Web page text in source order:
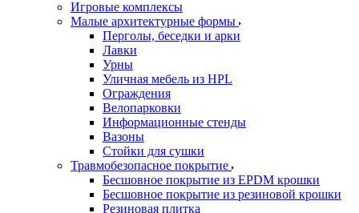
Игровые комплексы
Малые архитектурные формы
Перголы, беседки и арки
Лавки
Урны
Уличная мебель из HPL
Ограждения
Велопарковки
Информационные стенды
Вазоны
Стойки для сушки
Травмобезопасное покрытие
Бесшовное покрытие из EPDM крошки
Бесшовное покрытие из резиновой крошки
Резиновая плитка